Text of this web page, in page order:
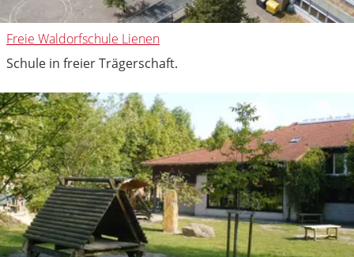
Freie Waldorfschule Lienen
Schule in freier Trägerschaft.